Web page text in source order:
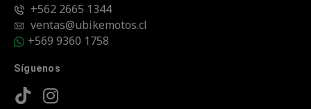
+562 2665 1344
ventas@ubikemotos.cl
+569 9360 1758
Síguenos